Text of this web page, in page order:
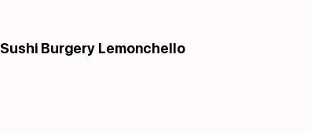
Sushi Burgery Lemonchello